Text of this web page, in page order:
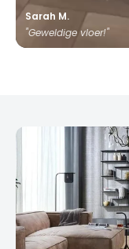
Sarah M.
"Geweldige vloer!"